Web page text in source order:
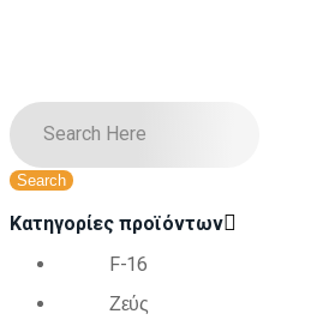
Κατηγορίες προϊόντων
F-16
Ζεύς